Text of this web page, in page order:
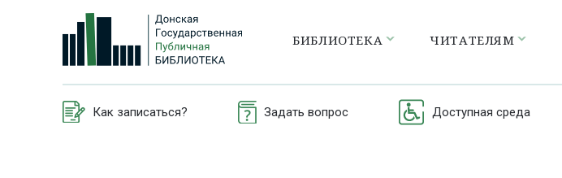
БИБЛИОТЕКА ЧИТАТЕЛЯМ
Как записаться? Задать вопрос Доступная среда